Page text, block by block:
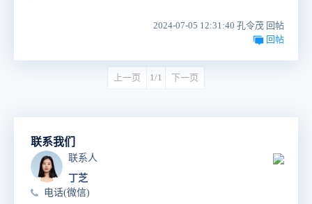
2024-07-05 12:31:40 孔令茂 回帖
回帖
上一页 1/1 下一页
联系我们
联系人
丁芝
电话(微信)